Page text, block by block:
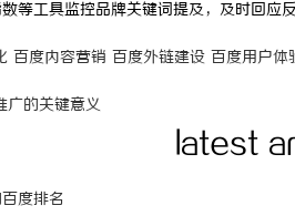
等工具监控品牌关键词提及，及时回应
百度内容营销 百度外链建设 百度用户体
广的关键意义
latest
度排名